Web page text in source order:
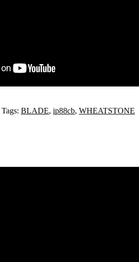
Tags: BLADE, ip88cb, WHEATSTONE